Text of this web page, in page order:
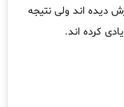
دیده اند ولی نتیجه
کرده اند.